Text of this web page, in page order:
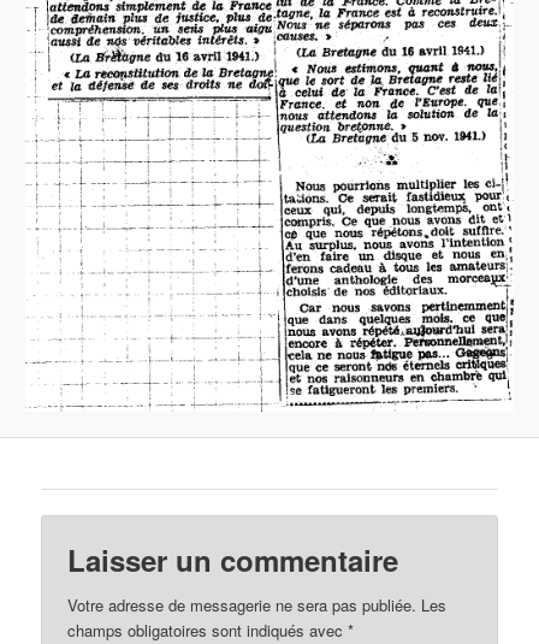
Laisser un commentaire
Votre adresse de messagerie ne sera pas publiée. Les
champs obligatoires sont indiqués avec*